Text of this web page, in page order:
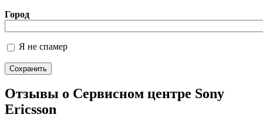
Город
Я не спамер
Я спамер
Отзывы о Сервисном центре Sony
Ericsson